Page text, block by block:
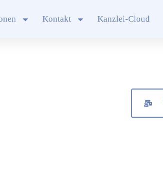
Kontakt Kanzlei-Cloud